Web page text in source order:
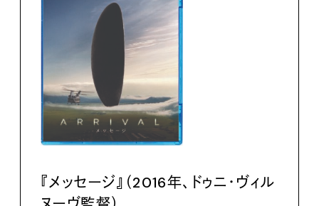
『メッセージ』（2016年、ドゥニ・ヴィル